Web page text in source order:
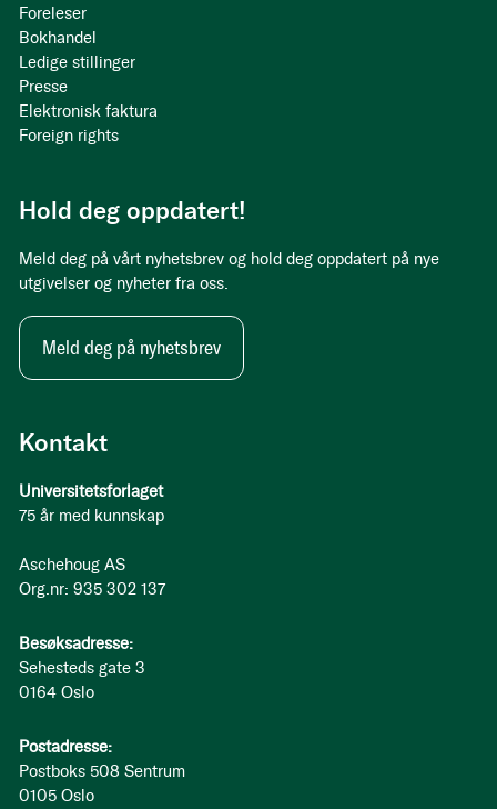
Kontakt
Universitetsforlaget
75 år med kunnskap
Aschehoug AS
Org.nr: 935 302 137
Besøksadresse:
Sehesteds gate 3
0164 Oslo
Postadresse:
Postboks 508 Sentrum
0105 Oslo
Foreleser
Bokhandel
Ledige stillinger
Presse
Elektronisk faktura
Foreign rights
Hold deg oppdatert!
Meld deg på vårt nyhetsbrev og hold deg oppdatert på nye
utgivelser og nyheter fra oss.
Meld deg på nyhetsbrev